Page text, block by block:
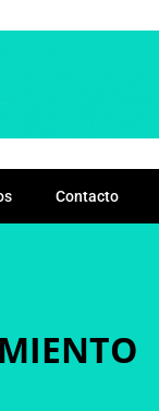
Contacto